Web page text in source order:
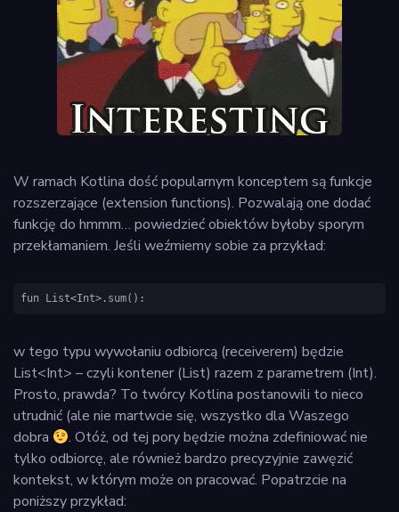
W ramach Kotlina dość popularnym konceptem są funkcje
rozszerzające (extension functions). Pozwalają one dodać
funkcję do hmmm… powiedzieć obiektów byłoby sporym
przekłamaniem. Jeśli weźmiemy sobie za przykład:
fun List<Int>.sum():
w tego typu wywołaniu odbiorcą (receiverem) będzie
List<Int> – czyli kontener (List) razem z parametrem (Int).
Prosto, prawda? To twórcy Kotlina postanowili to nieco
utrudnić (ale nie martwcie się, wszystko dla Waszego
dobra
. Otóż, od tej pory będzie można zdefiniować nie
tylko odbiorcę, ale również bardzo precyzyjnie zawęzić
kontekst, w którym może on pracować. Popatrzcie na
poniższy przykład: